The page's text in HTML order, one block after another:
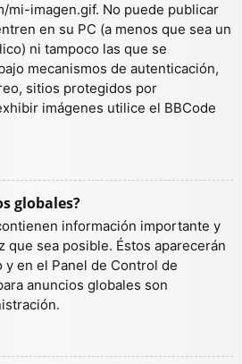
mi-imagen.gif. No puede publicar
en su PC (a menos que sea un
ni tampoco las que se
mecanismos de autenticación,
sitios protegidos por
imágenes utilice el BBCode
globales?
información importante y
que sea posible. Éstos aparecerán
en el Panel de Control de
anuncios globales son